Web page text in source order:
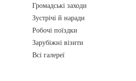
Громадські заходи
Зустрічі й наради
Робочі поїздки
Зарубіжні візити
Всі галереї